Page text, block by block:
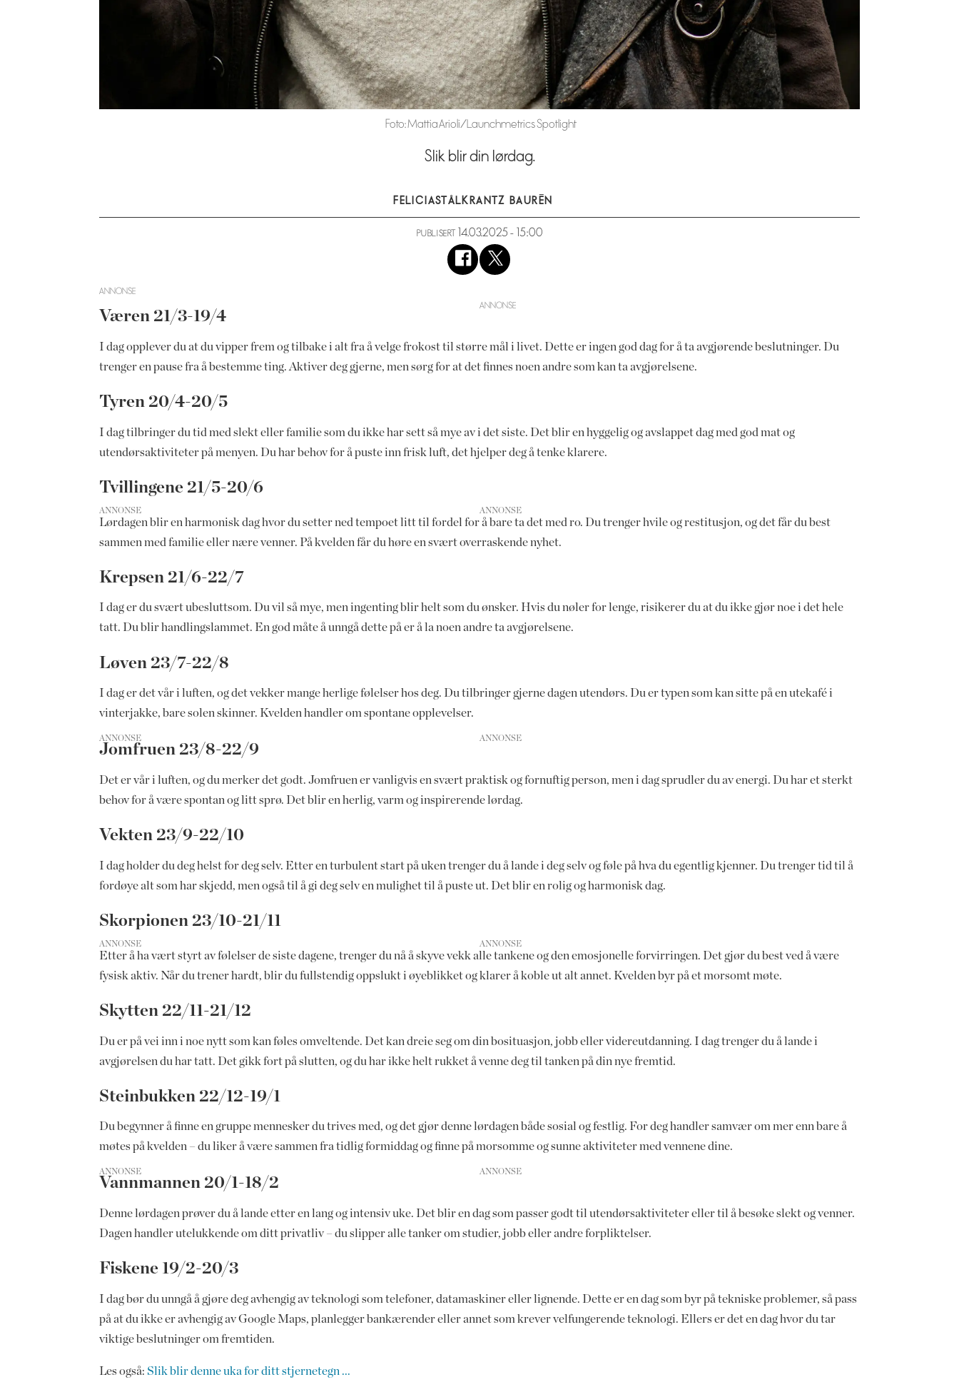
Foto: Mattia Arioli/Launchmetrics Spotlight
Slik blir din lørdag.
FELICIASTÅLKRANTZ BAURÉN
PUBLISERT 14.03.2025 - 15:00
ANNONSE
Væren 21/3-19/4
I dag opplever du at du vipper frem og tilbake i alt fra å velge frokost til større mål i livet. Dette er ingen god dag for å ta avgjørende beslutninger. Du
trenger en pause fra å bestemme ting. Aktiver deg gjerne, men sørg for at det finnes noen andre som kan ta avgjørelsene.
Tyren 20/4-20/5
I dag tilbringer du tid med slekt eller familie som du ikke har sett så mye av i det siste. Det blir en hyggelig og avslappet dag med god mat og
utendørsaktiviteter på menyen. Du har behov for å puste inn frisk luft, det hjelper deg å tenke klarere.
Tvillingene 21/5-20/6
ANNONSE
Lørdagen blir en harmonisk dag hvor du setter ned tempoet litt til fordel for å bare ta det med ro. Du trenger hvile og restitusjon, og det får du best
sammen med familie eller nære venner. På kvelden får du høre en svært overraskende nyhet.
Krepsen 21/6-22/7
I dag er du svært ubesluttsom. Du vil så mye, men ingenting blir helt som du ønsker. Hvis du nøler for lenge, risikerer du at du ikke gjør noe i det hele
tatt. Du blir handlingslammet. En god måte å unngå dette på er å la noen andre ta avgjørelsene.
Løven 23/7-22/8
I dag er det vår i luften, og det vekker mange herlige følelser hos deg. Du tilbringer gjerne dagen utendørs. Du er typen som kan sitte på en utekafé i
vinterjakke, bare solen skinner. Kvelden handler om spontane opplevelser.
ANNONSE
Jomfruen 23/8-22/9
Det er vår i luften, og du merker det godt. Jomfruen er vanligvis en svært praktisk og fornuftig person, men i dag sprudler du av energi. Du har et sterkt
behov for å være spontan og litt sprø. Det blir en herlig, varm og inspirerende lørdag.
Vekten 23/9-22/10
I dag holder du deg helst for deg selv. Etter en turbulent start på uken trenger du å lande i deg selv og føle på hva du egentlig kjenner. Du trenger tid til å
fordøye alt som har skjedd, men også til å gi deg selv en mulighet til å puste ut. Det blir en rolig og harmonisk dag.
Skorpionen 23/10-21/11
ANNONSE
Etter å ha vært styrt av følelser de siste dagene, trenger du nå å skyve vekk alle tankene og den emosjonelle forvirringen. Det gjør du best ved å være
fysisk aktiv. Når du trener hardt, blir du fullstendig oppslukt i øyeblikket og klarer å koble ut alt annet. Kvelden byr på et morsomt møte.
Skytten 22/11-21/12
Du er på vei inn i noe nytt som kan føles omveltende. Det kan dreie seg om din bosituasjon, jobb eller videreutdanning. I dag trenger du å lande i
avgjørelsen du har tatt. Det gikk fort på slutten, og du har ikke helt rukket å venne deg til tanken på din nye fremtid.
Steinbukken 22/12-19/1
Du begynner å finne en gruppe mennesker du trives med, og det gjør denne lørdagen både sosial og festlig. For deg handler samvær om mer enn bare å
møtes på kvelden – du liker å være sammen fra tidlig formiddag og finne på morsomme og sunne aktiviteter med vennene dine.
ANNONSE
Vannmannen 20/1-18/2
Denne lørdagen prøver du å lande etter en lang og intensiv uke. Det blir en dag som passer godt til utendørsaktiviteter eller til å besøke slekt og venner.
Dagen handler utelukkende om ditt privatliv – du slipper alle tanker om studier, jobb eller andre forpliktelser.
Fiskene 19/2-20/3
I dag bør du unngå å gjøre deg avhengig av teknologi som telefoner, datamaskiner eller lignende. Dette er en dag som byr på tekniske problemer, så pass
på at du ikke er avhengig av Google Maps, planlegger bankærender eller annet som krever velfungerende teknologi. Ellers er det en dag hvor du tar
viktige beslutninger om fremtiden.
Les også: Slik blir denne uka for ditt stjernetegn ...